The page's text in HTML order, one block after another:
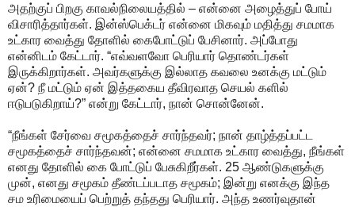
அதற்குப் பிறகு காவல்நிலையத்தில் – என்னை அழைத்துப் போய்
விசாரித்தார்கள். இன்ஸ்பெக்டர் என்னை மிகவும் மதித்து சமமாக
உட்கார வைத்து தோளில் கைபோட்டுப் பேசினார். அப்போது
என்னிடம் கேட்டார். “எவ்வளவோ பெரியார் தொண்டர்கள்
இருக்கிறார்கள். அவர்களுக்கு இல்லாத கவலை உனக்கு மட்டும்
ஏன்? நீ மட்டும் ஏன் இத்தகைய தீவிரவாத செயல் களில்
ஈடுபடுகிறாய்?” என்று கேட்டார், நான் சொன்னேன்.
“நீங்கள் சேர்வை சமூகத்தைச் சார்ந்தவர்; நான் தாழ்த்தப்பட்ட
சமூகத்தைச் சார்ந்தவன்; என்னை சமமாக உட்கார வைத்து, நீங்கள்
எனது தோளில் கை போட்டுப் பேசுகிறீர்கள். 25 ஆண்டுகளுக்கு
முன், எனது சமூகம் தீண்டப்படாத சமூகம்; இன்று எனக்கு இந்த
சம உரிமையைப் பெற்றுத் தந்தது பெரியார். அந்த உணர்வுதான்